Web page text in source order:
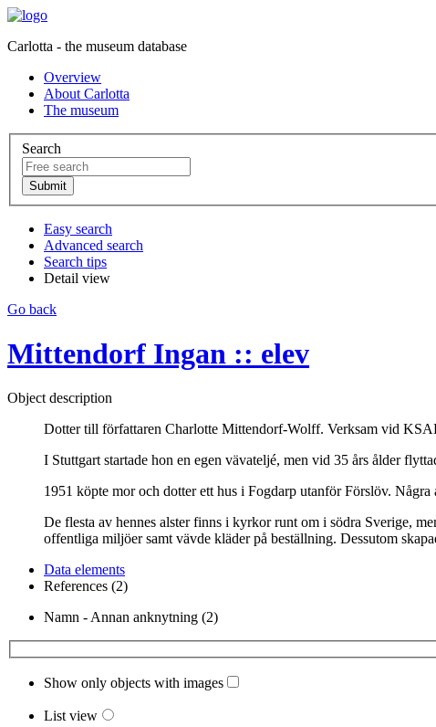
Carlotta - the museum database
Overview
About Carlotta
The museum
Search
Easy search
Advanced search
Search tips
Detail view
Go back
Mittendorf Ingan :: elev
Object description
Dotter till författaren Charlotte Mittendorf-Wolff. Verksam vid
I Stuttgart startade hon en egen vävateljé, men vid 35 års ålder
1951 köpte mor och dotter ett hus i Fogdarp utanför Förslöv.
De flesta av hennes alster finns i kyrkor runt om i södra Sverige,
offentliga miljöer samt vävde kläder på beställning. Dessutom
Data elements
References (2)
Namn - Annan anknytning (2)
Show only objects with images
List view